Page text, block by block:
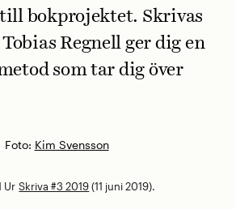
Foto: Kim Svensson
bokprojektet. Skrivas
Regnell ger dig en
som tar dig över
UrSkriva #3 2019(11 juni 2019).